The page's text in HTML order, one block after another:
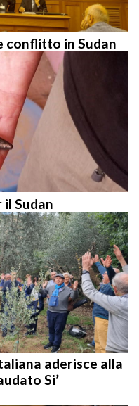
conflitto in Sudan
Sudan
aderisce alla
Si’